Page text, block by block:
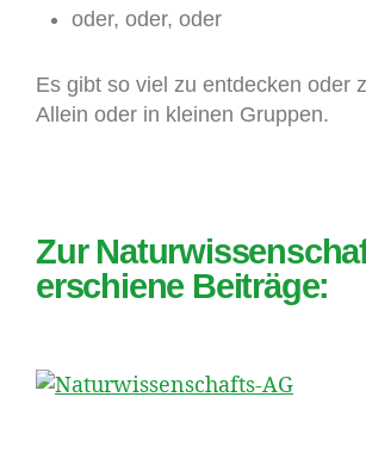
oder, oder, oder
Es gibt so viel zu entdecken oder
Allein oder in kleinen Gruppen.
Zur
erschiene Beiträge: